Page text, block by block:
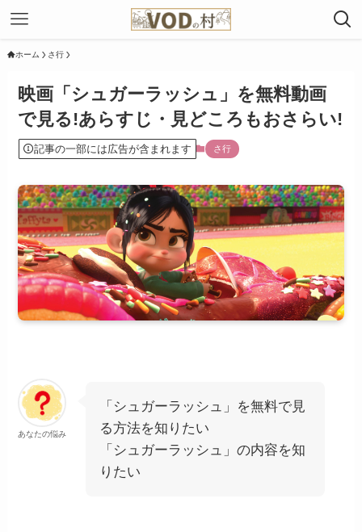
ホーム さ行
映画「シュガーラッシュ」を無料動画
で見る!あらすじ・見どころもおさらい!
記事の一部には広告が含まれます さ行
あなたの悩み
「シュガーラッシュ」を無料で見
る方法を知りたい
「シュガーラッシュ」の内容を知
りたい